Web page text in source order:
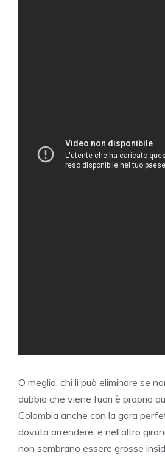
O meglio, chi li può eliminare se
dubbio che viene fuori è proprio
Colombia anche con la gara
dovuta arrendere, e nell’altro
non sembrano essere grosse